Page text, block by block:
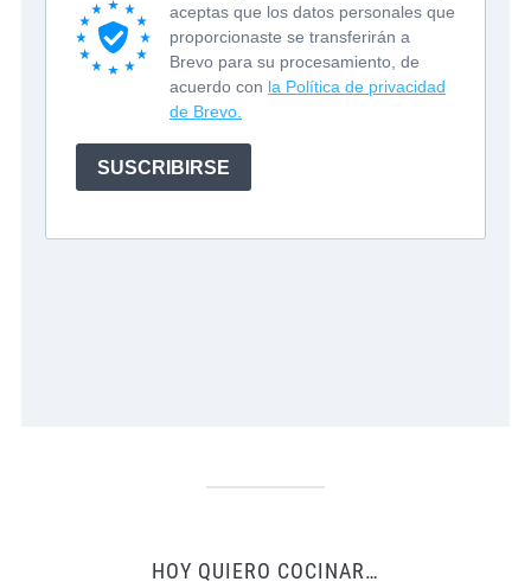
HOY QUIERO COCINAR…